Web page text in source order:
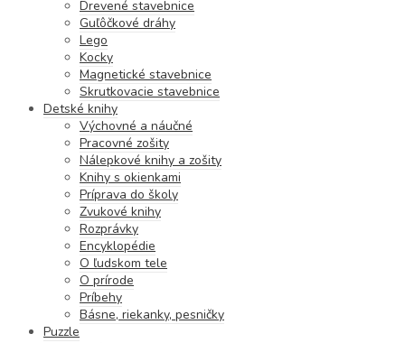
Drevené stavebnice
Guľôčkové dráhy
Lego
Kocky
Magnetické stavebnice
Skrutkovacie stavebnice
Detské knihy
Výchovné a náučné
Pracovné zošity
Nálepkové knihy a zošity
Knihy s okienkami
Príprava do školy
Zvukové knihy
Rozprávky
Encyklopédie
O ľudskom tele
O prírode
Príbehy
Básne, riekanky, pesničky
Puzzle